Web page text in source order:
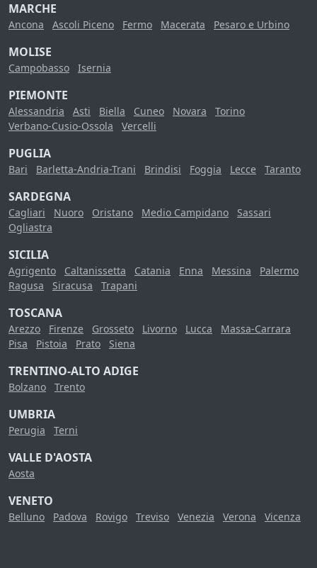
MARCHE
Ancona Ascoli Piceno Fermo Macerata Pesaro e Urbino
MOLISE
Campobasso Isernia
PIEMONTE
Alessandria Asti Biella Cuneo Novara
Torino
Verbano-Cusio-Ossola
Vercelli
PUGLIA
Bari Barletta-Andria-Trani Brindisi Foggia Lecce Taranto
SARDEGNA
Cagliari Nuoro Oristano Medio Campidano
Sassari
Ogliastra
SICILIA
Agrigento Caltanissetta Catania Enna Messina
Palermo
Ragusa
Siracusa Trapani
TOSCANA
Arezzo Firenze Grosseto Livorno Lucca
Massa-Carrara
Pisa
Pistoia Prato Siena
TRENTINO-ALTO ADIGE
Bolzano Trento
UMBRIA
Perugia Terni
VALLE D'AOSTA
Aosta
VENETO
Belluno Padova Rovigo Treviso Venezia Verona Vicenza